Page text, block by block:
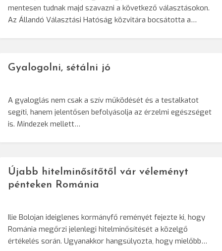
mentesen tudnak majd szavazni a következő választásokon.
Az Állandó Választási Hatóság közvitára bocsátotta a…
Gyalogolni, sétálni jó
A gyaloglás nem csak a szív működését és a testalkatot
segíti, hanem jelentősen befolyásolja az érzelmi egészséget
is. Mindezek mellett…
Újabb hitelminősítőtől vár véleményt
pénteken Románia
Ilie Bolojan ideiglenes kormányfő reményét fejezte ki, hogy
Románia megőrzi jelenlegi hitelminősítését a közelgő
értékelés során. Ugyanakkor hangsúlyozta, hogy mielőbb…